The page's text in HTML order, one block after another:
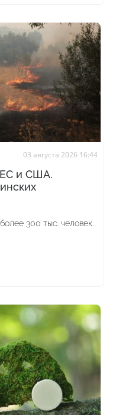
03 августа 2026 16:44
и США.
300 тыс. человек